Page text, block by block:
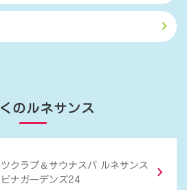
のルネサンス
クラブ ＆ サウナスパ ルネサンス
ナガーデンズ24